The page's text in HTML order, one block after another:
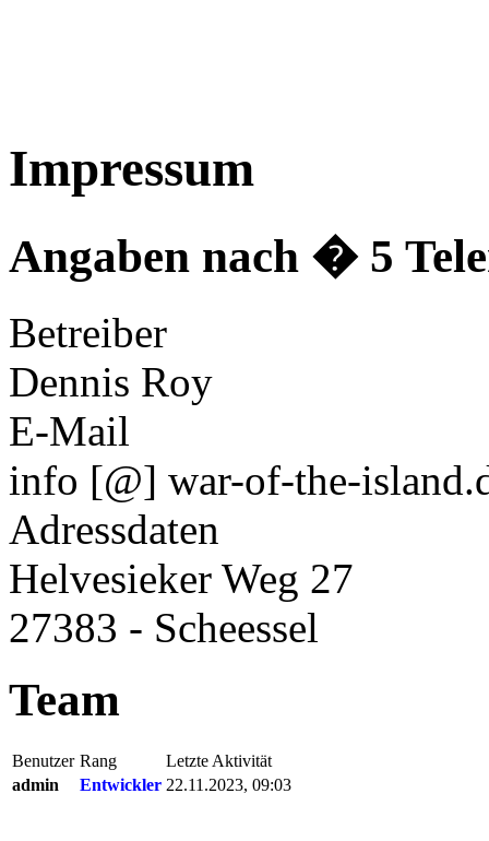
Impressum
Angaben nach � 5
Betreiber
Dennis Roy
E-Mail
info [@] war-of-the-
Adressdaten
Helvesieker Weg 27
27383 - Scheessel
Team
Benutzer Rang
Letzte Aktivität
admin
Entwickler 22.11.2023, 09:03